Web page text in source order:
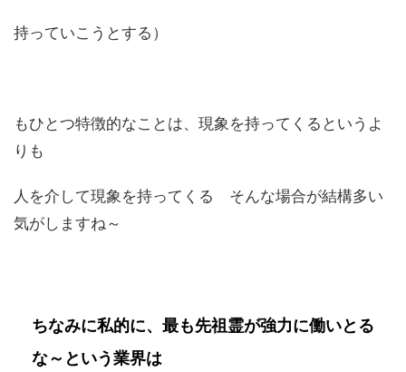
持っていこうとする）
もひとつ特徴的なことは、現象を持ってくるというよ
りも
人を介して現象を持ってくる そんな場合が結構多い
気がしますね～
ちなみに私的に、最も先祖霊が強力に働いとる
な～という業界は